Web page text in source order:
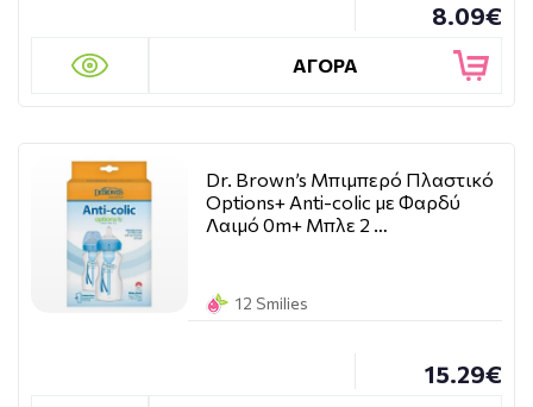
8.09€
ΑΓΟΡΑ
Dr. Brown’s Μπιμπερό Πλαστικό
Options+ Anti-colic με Φαρδύ
Λαιμό 0m+ Μπλε 2 …
12 Smilies
15.29€